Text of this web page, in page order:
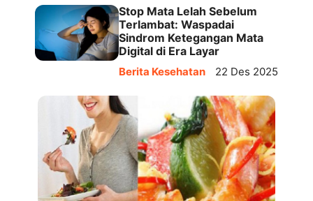
Stop Mata Lelah Sebelum
Terlambat: Waspadai
Sindrom Ketegangan Mata
Digital di Era Layar
Berita Kesehatan 22 Des 2025